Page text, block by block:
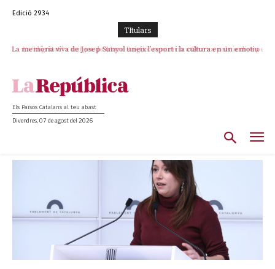
Edició 2934
TItulars
La “dignitat” a mitges de Marc Puigtió: renuncia a Girona pels àudios però
Els Països Catalans al teu abast
Divendres, 07 de agost del 2026